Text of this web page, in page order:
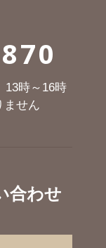
13時～16時
ません
合わせ